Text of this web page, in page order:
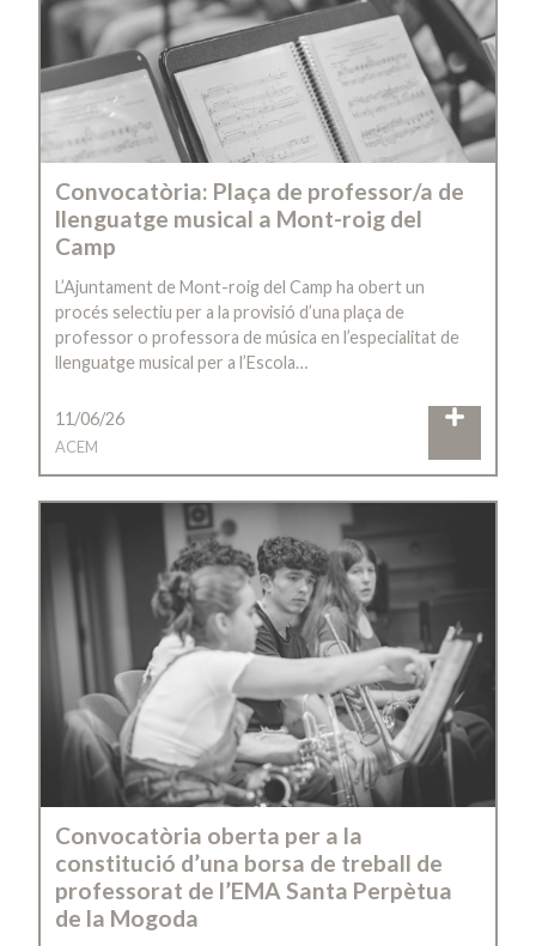
Convocatòria: Plaça de professor/a de
llenguatge musical a Mont-roig del
Camp
L’Ajuntament de Mont-roig del Camp ha obert un
procés selectiu per a la provisió d’una plaça de
professor o professora de música en l’especialitat de
llenguatge musical per a l’Escola…
11/06/26
ACEM
Convocatòria oberta per a la
constitució d’una borsa de treball de
professorat de l’EMA Santa Perpètua
de la Mogoda